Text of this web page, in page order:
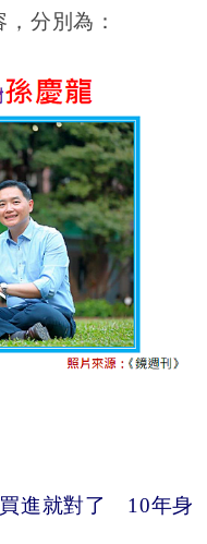
分別為：
進就對了 10年身